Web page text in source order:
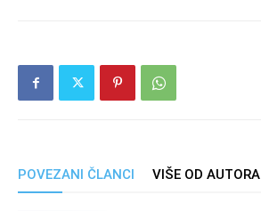
POVEZANI ČLANCI VIŠE OD AUTORA